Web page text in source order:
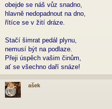
obejde se náš vůz snadno,
hlavně nedopadnout na dno,
řítíce se v žití dráze.
Stačí šimrat pedál plynu,
nemusí být na podlaze.
Přeji úspěch vašim činům,
ať se všechno daří snáze!
ašek